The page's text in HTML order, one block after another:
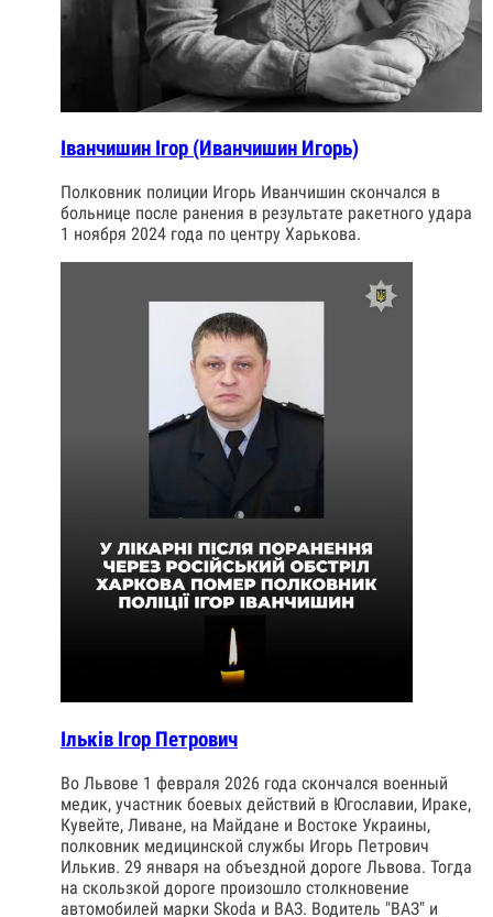
Іванчишин Ігор (Иванчишин Игорь)
Полковник полиции Игорь Иванчишин скончался в
больнице после ранения в результате ракетного удара
1 ноября 2024 года по центру Харькова.
Ільків Ігор Петрович
Во Львове 1 февраля 2026 года скончался военный
медик, участник боевых действий в Югославии, Ираке,
Кувейте, Ливане, на Майдане и Востоке Украины,
полковник медицинской службы Игорь Петрович
Илькив. 29 января на объездной дороге Львова. Тогда
на скользкой дороге произошло столкновение
автомобилей марки Skoda и ВАЗ. Водитель "ВАЗ" и